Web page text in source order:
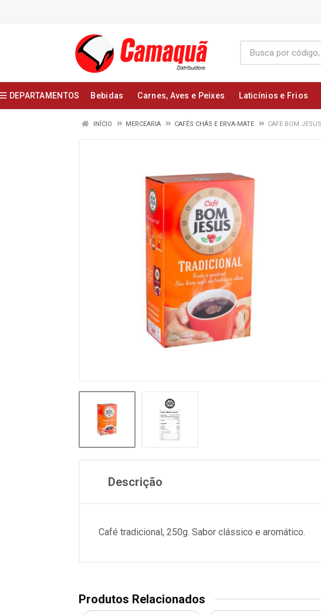
DEPARTAMENTOS Bebidas Carnes, Aves e Peixes Laticínios e Frios
INÍCIO MERCEARIA CAFÉS CHÁS E ERVA-MATE CAFE BOM
Descrição
Café tradicional, 250g. Sabor clássico e aromático.
Produtos Relacionados